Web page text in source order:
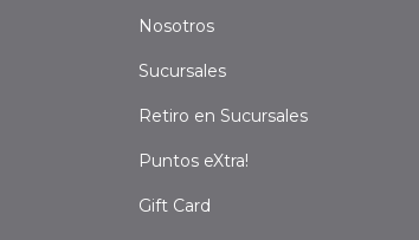
Nosotros
Sucursales
Retiro en Sucursales
Puntos eXtra!
Gift Card